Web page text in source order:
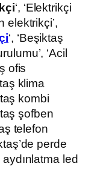
‘, ‘Elektrikçi
elektrikçi’,
‘, ‘Beşiktaş
‘Acil
ofis
klima
kombi
şofben
telefon
perde
led